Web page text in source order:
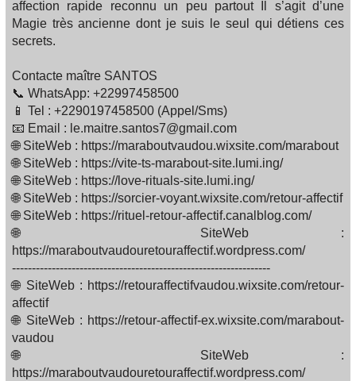
affection rapide reconnu un peu partout Il s’agit d’une
Magie très ancienne dont je suis le seul qui détiens ces
secrets.
Contacte maître SANTOS
📞 WhatsApp: +22997458500
📱 Tel : +2290197458500 (Appel/Sms)
📧 Email : le.maitre.santos7@gmail.com
🌐 SiteWeb : https://maraboutvaudou.wixsite.com/marabout
🌐 SiteWeb : https://vite-ts-marabout-site.lumi.ing/
🌐 SiteWeb : https://love-rituals-site.lumi.ing/
🌐 SiteWeb : https://sorcier-voyant.wixsite.com/retour-affectif
🌐 SiteWeb : https://rituel-retour-affectif.canalblog.com/
🌐 SiteWeb :
https://maraboutvaudouretouraffectif.wordpress.com/
-----------------------------------------------------------------
🌐 SiteWeb : https://retouraffectifvaudou.wixsite.com/retour-
affectif
🌐 SiteWeb : https://retour-affectif-ex.wixsite.com/marabout-
vaudou
🌐 SiteWeb :
https://maraboutvaudouretouraffectif.wordpress.com/